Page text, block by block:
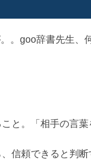
。goo辞書先生、
こと。「相手の言
信頼できると判